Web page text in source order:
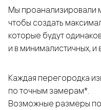
Мы проанализировали
чтобы создать
которые будут
и в минималистичных, и
Каждая перегородка
по точным замерам*.
Возможные размеры